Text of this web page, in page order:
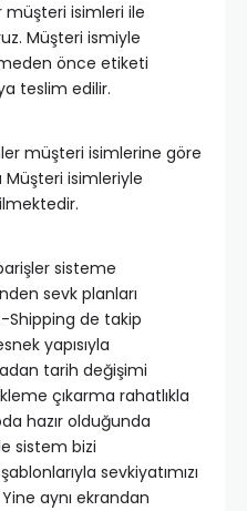
müşteri isimleri ile
Müşteri ismiyle
önce etiketi
teslim edilir.
müşteri isimlerine göre
isimleriyle
sisteme
sevk planları
Shipping de takip
yapısıyla
tarih değişimi
çıkarma rahatlıkla
hazır olduğunda
sistem bizi
sevkiyatımızı
aynı ekrandan